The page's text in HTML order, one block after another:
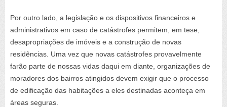
Por outro lado, a legislação e os dispositivos financeiros e
administrativos em caso de catástrofes permitem, em tese,
desapropriações de imóveis e a construção de novas
residências. Uma vez que novas catástrofes provavelmente
farão parte de nossas vidas daqui em diante, organizações de
moradores dos bairros atingidos devem exigir que o processo
de edificação das habitações a eles destinadas aconteça em
áreas seguras.